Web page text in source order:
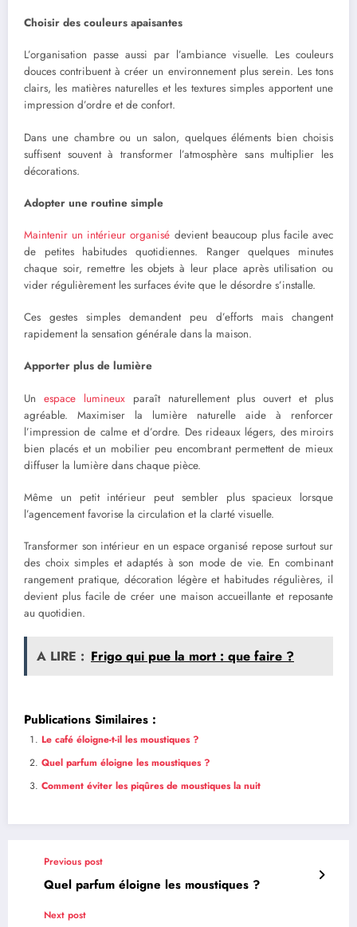
Choisir des couleurs apaisantes
L’organisation passe aussi par l’ambiance visuelle. Les couleurs
douces contribuent à créer un environnement plus serein. Les tons
clairs, les matières naturelles et les textures simples apportent une
impression d’ordre et de confort.
Dans une chambre ou un salon, quelques éléments bien choisis
suffisent souvent à transformer l’atmosphère sans multiplier les
décorations.
Adopter une routine simple
Maintenir un intérieur organisé devient beaucoup plus facile avec
de petites habitudes quotidiennes. Ranger quelques minutes
chaque soir, remettre les objets à leur place après utilisation ou
vider régulièrement les surfaces évite que le désordre s’installe.
Ces gestes simples demandent peu d’efforts mais changent
rapidement la sensation générale dans la maison.
Apporter plus de lumière
Un espace lumineuxparaît naturellement plus ouvert et plus
agréable. Maximiser la lumière naturelle aide à renforcer
l’impression de calme et d’ordre. Des rideaux légers, des miroirs
bien placés et un mobilier peu encombrant permettent de mieux
diffuser la lumière dans chaque pièce.
Même un petit intérieur peut sembler plus spacieux lorsque
l’agencement favorise la circulation et la clarté visuelle.
Transformer son intérieur en un espace organisé repose surtout sur
des choix simples et adaptés à son mode de vie. En combinant
rangement pratique, décoration légère et habitudes régulières, il
devient plus facile de créer une maison accueillante et reposante
au quotidien.
A LIRE : Frigo qui pue la mort : que faire ?
Publications Similaires :
Le café éloigne-t-il les moustiques ?
Quel parfum éloigne les moustiques ?
Comment éviter les piqûres de moustiques la nuit
Previous post
Quel parfum éloigne les moustiques ?
Next post